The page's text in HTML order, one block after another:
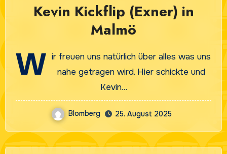
Kevin Kickflip (Exner) in
Malmö
W ir freuen uns natürlich über alles was uns
nahe getragen wird. Hier schickte und
Kevin…
Blomberg 25. August 2025